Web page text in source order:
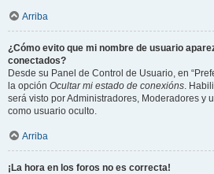
Arriba
¿Cómo evito que mi nombre de usuario
conectados?
Desde su Panel de Control de Usuario, en
la opción Ocultar mi estado de conexións.
será visto por Administradores, Moderadores y
como usuario oculto.
Arriba
¡La hora en los foros no es correcta!